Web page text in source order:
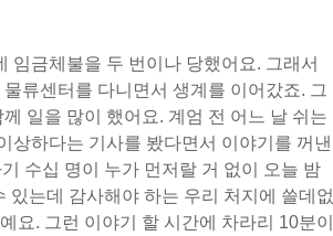
임금체불을 두 번이나 당했어요. 그래서
류센터를 다니면서 생계를 이어갔죠. 그
일을 많이 했어요. 계엄 전 어느 날 쉬는
상하다는 기사를 봤다면서 이야기를 꺼낸
수십 명이 누가 먼저랄 거 없이 오늘 밤
는데 감사해야 하는 우리 처지에 쓸데없
요. 그런 이야기 할 시간에 차라리 10분이